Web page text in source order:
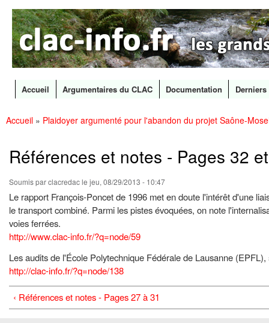
CLAC
Info
Les
grands
canaux
en
Menu principal
Accueil Argumentaires du CLAC Documentation
Accueil » Plaidoyer argumenté pour l'abandon du projet Saône-
Références et notes - Pages 32
Soumis parclacredacle jeu, 08/29/2013 - 10:47
Le rapport François-Poncet de 1996 met en doute l'intérêt d'une
le transport combiné. Parmi les pistes évoquées, on note
voies ferrées.
http://www.clac-info.fr/?q=node/59
Les audits de l'École Polytechnique Fédérale de Lausanne
http://clac-info.fr/?q=node/138
‹ Références et notes - Pages 27 à 31